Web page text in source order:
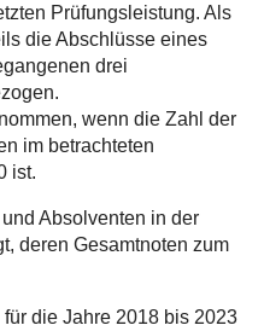
Prüfungsleistung. Als
die Abschlüsse eines
drei
wenn die Zahl der
im betrachteten
ist.
Absolventen in der
deren Gesamtnoten zum
die Jahre 2018 bis 2023